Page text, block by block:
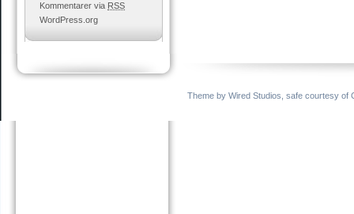
Kommentarer via RSS
WordPress.org
Theme by Wired Studios safecourtesy of